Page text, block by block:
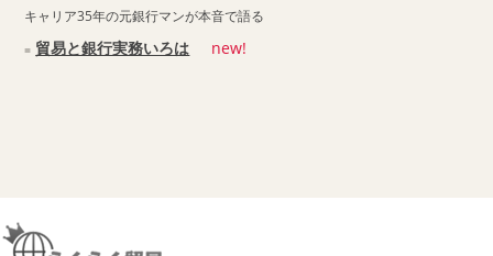
キャリア35年の元銀行マンが本音で語る
貿易と銀行実務いろは new!